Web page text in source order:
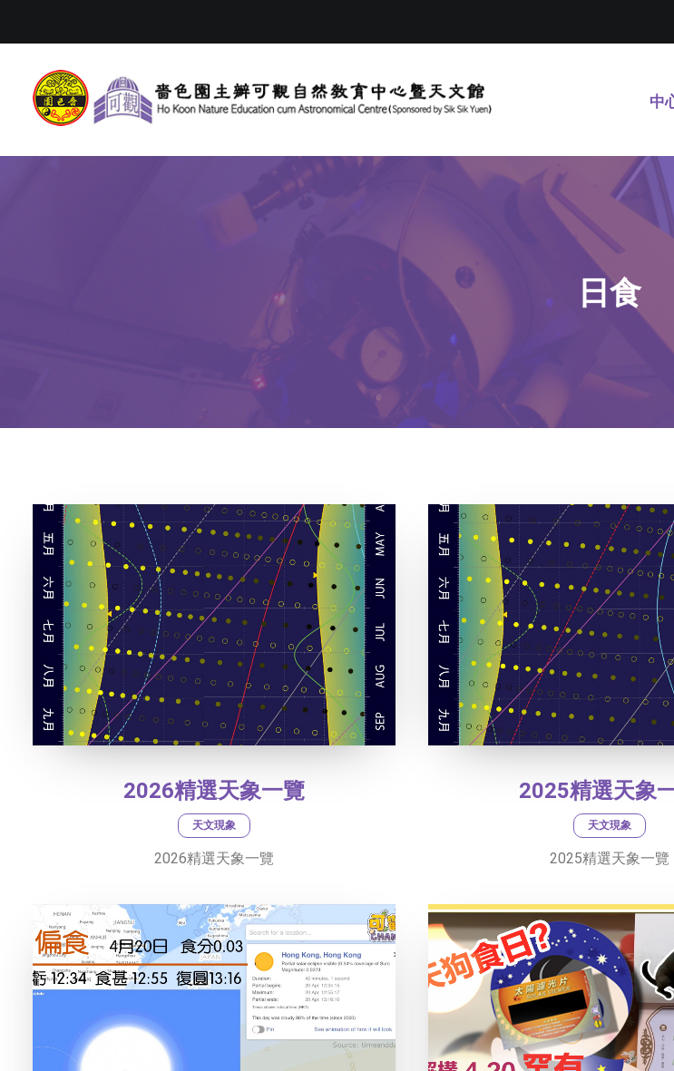
中
日食
2026精選天象一覽
天文現象
2026精選天象一覽
2025精選天象
天文現象
2025精選天象一覽